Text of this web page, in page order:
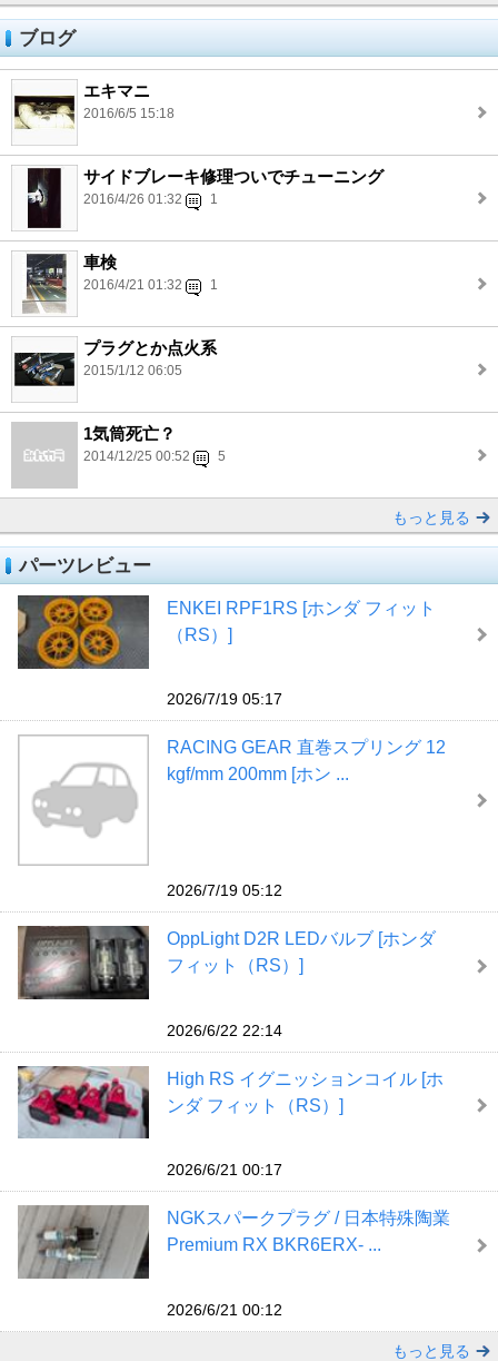
ブログ
エキマニ
2016/6/5 15:18
サイドブレーキ修理ついでチューニング
2016/4/26 01:32 1
車検
2016/4/21 01:32 1
プラグとか点火系
2015/1/12 06:05
1気筒死亡？
2014/12/25 00:52 5
もっと見る
パーツレビュー
ENKEI RPF1RS [ホンダ フィット
（RS）]
2026/7/19 05:17
RACING GEAR 直巻スプリング 12
kgf/mm 200mm [ホン ...
2026/7/19 05:12
OppLight D2R LEDバルブ [ホンダ
フィット（RS）]
2026/6/22 22:14
High RS イグニッションコイル [ホ
ンダ フィット（RS）]
2026/6/21 00:17
NGKスパークプラグ / 日本特殊陶業
Premium RX BKR6ERX- ...
2026/6/21 00:12
もっと見る